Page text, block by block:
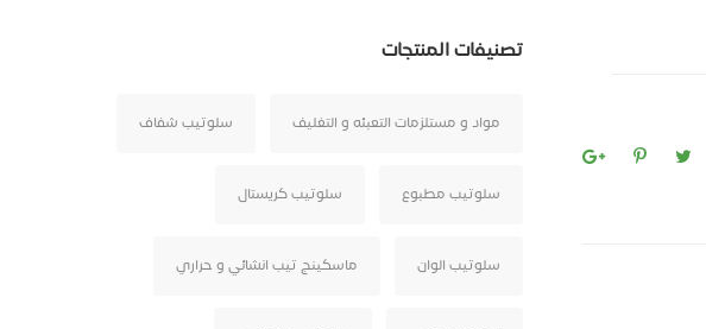
تصنيفات المنتجات
مواد و مستلزمات التعبئه و التغليف سلوتيب شفاف
سلوتيب مطبوع سلوتيب كريستال
سلوتيب الوان ماسكينج تيب انشائي و حراري